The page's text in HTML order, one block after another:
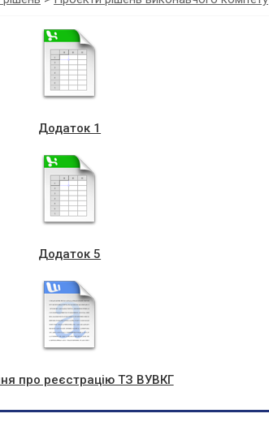
Додаток 1
Додаток 5
про реєстрацію ТЗ ВУВКГ